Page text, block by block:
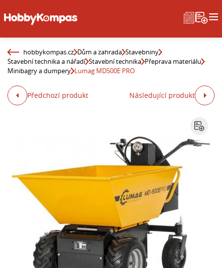
hobbykompas.cz Dům a zahrada Stavebniny
Stavební technika a nářadí Stavební technika Přeprava materiálu
Minibagry a dumpery Lumag MD500E PRO
Předchozí produkt Následující produkt